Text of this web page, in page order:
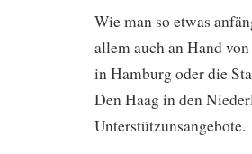
Wie man so etwas
allem auch an Hand
in Hamburg oder die
Den Haag in den
Unterstützunsangebote.